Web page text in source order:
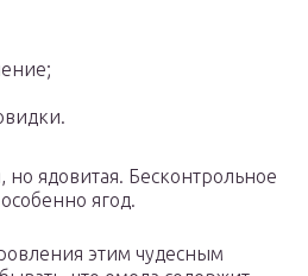
но ядовитая. Бесконтрольное
ягод.
этим чудесным